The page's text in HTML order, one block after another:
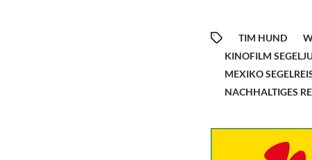
TIM HUND
KINOFILM
MEXIKO
NACHHALTIGES